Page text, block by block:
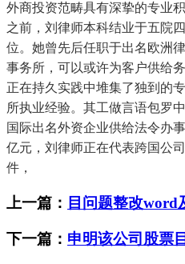
外商投资范畴具有深挚的专业
之前，刘律师本科结业于五院
位。她曾先后任职于出名欧洲
事务所，可以或许为客户供给
正在持久实践中堆集了独到的
所执业经验。其工做言语包罗
国际出名外资企业供给法令办
亿元，刘律师正在代表跨国公
件，
上一篇： 目问题整改word
下一篇： 申明该公司股票